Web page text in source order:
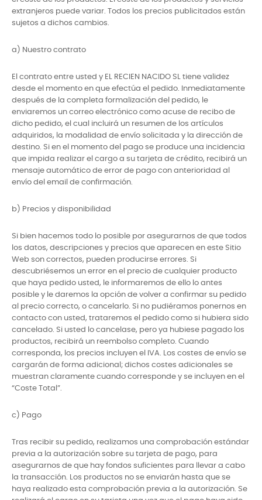
extranjeros puede variar. Todos los precios publicitados están
sujetos a dichos cambios.
a) Nuestro contrato
El contrato entre usted y EL RECIEN NACIDO SL tiene validez
desde el momento en que efectúa el pedido. Inmediatamente
después de la completa formalización del pedido, le
enviaremos un correo electrónico como acuse de recibo de
dicho pedido, el cual incluirá un resumen de los artículos
adquiridos, la modalidad de envío solicitada y la dirección de
destino. Si en el momento del pago se produce una incidencia
que impida realizar el cargo a su tarjeta de crédito, recibirá un
mensaje automático de error de pago con anterioridad al
envío del email de confirmación.
b) Precios y disponibilidad
Si bien hacemos todo lo posible por asegurarnos de que todos
los datos, descripciones y precios que aparecen en este Sitio
Web son correctos, pueden producirse errores. Si
descubriésemos un error en el precio de cualquier producto
que haya pedido usted, le informaremos de ello lo antes
posible y le daremos la opción de volver a confirmar su pedido
al precio correcto, o cancelarlo. Si no pudiéramos ponernos en
contacto con usted, trataremos el pedido como si hubiera sido
cancelado. Si usted lo cancelase, pero ya hubiese pagado los
productos, recibirá un reembolso completo. Cuando
corresponda, los precios incluyen el IVA. Los costes de envío se
cargarán de forma adicional; dichos costes adicionales se
muestran claramente cuando corresponde y se incluyen en el
“Coste Total”.
c) Pago
Tras recibir su pedido, realizamos una comprobación estándar
previa a la autorización sobre su tarjeta de pago, para
asegurarnos de que hay fondos suficientes para llevar a cabo
la transacción. Los productos no se enviarán hasta que se
haya realizado esta comprobación previa a la autorización. Se